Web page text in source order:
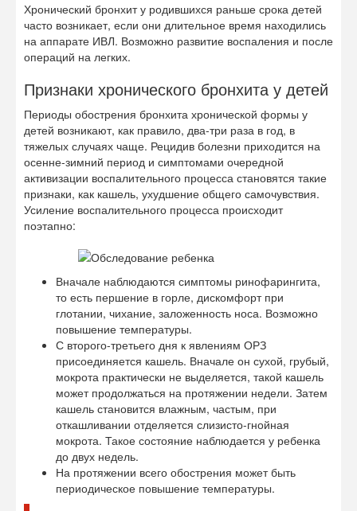
Хронический бронхит у родившихся раньше срока детей
часто возникает, если они длительное время находились
на аппарате ИВЛ. Возможно развитие воспаления и после
операций на легких.
Признаки хронического бронхита у детей
Периоды обострения бронхита хронической формы у
детей возникают, как правило, два-три раза в год, в
тяжелых случаях чаще. Рецидив болезни приходится на
осенне-зимний период и симптомами очередной
активизации воспалительного процесса становятся такие
признаки, как кашель, ухудшение общего самочувствия.
Усиление воспалительного процесса происходит
поэтапно:
Вначале наблюдаются симптомы ринофарингита,
то есть першение в горле, дискомфорт при
глотании, чихание, заложенность носа. Возможно
повышение температуры.
С второго-третьего дня к явлениям ОРЗ
присоединяется кашель. Вначале он сухой, грубый,
мокрота практически не выделяется, такой кашель
может продолжаться на протяжении недели. Затем
кашель становится влажным, частым, при
откашливании отделяется слизисто-гнойная
мокрота. Такое состояние наблюдается у ребенка
до двух недель.
На протяжении всего обострения может быть
периодическое повышение температуры.